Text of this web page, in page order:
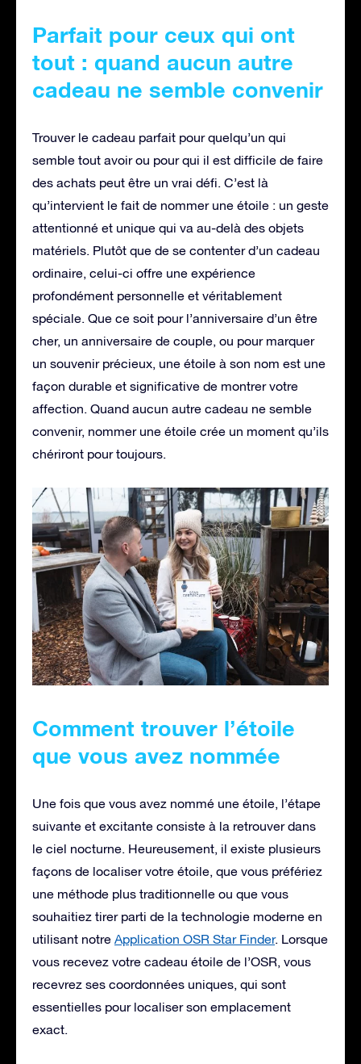
Parfait pour ceux qui ont
tout : quand aucun autre
cadeau ne semble convenir
Trouver le cadeau parfait pour quelqu’un qui
semble tout avoir ou pour qui il est difficile de faire
des achats peut être un vrai défi. C’est là
qu’intervient le fait de nommer une étoile : un geste
attentionné et unique qui va au-delà des objets
matériels. Plutôt que de se contenter d’un cadeau
ordinaire, celui-ci offre une expérience
profondément personnelle et véritablement
spéciale. Que ce soit pour l’anniversaire d’un être
cher, un anniversaire de couple, ou pour marquer
un souvenir précieux, une étoile à son nom est une
façon durable et significative de montrer votre
affection. Quand aucun autre cadeau ne semble
convenir, nommer une étoile crée un moment qu’ils
chériront pour toujours.
Comment trouver l’étoile
que vous avez nommée
Une fois que vous avez nommé une étoile, l’étape
suivante et excitante consiste à la retrouver dans
le ciel nocturne. Heureusement, il existe plusieurs
façons de localiser votre étoile, que vous préfériez
une méthode plus traditionnelle ou que vous
souhaitiez tirer parti de la technologie moderne en
utilisant notre Application OSR Star Finder. Lorsque
vous recevez votre cadeau étoile de l’OSR, vous
recevrez ses coordonnées uniques, qui sont
essentielles pour localiser son emplacement
exact.